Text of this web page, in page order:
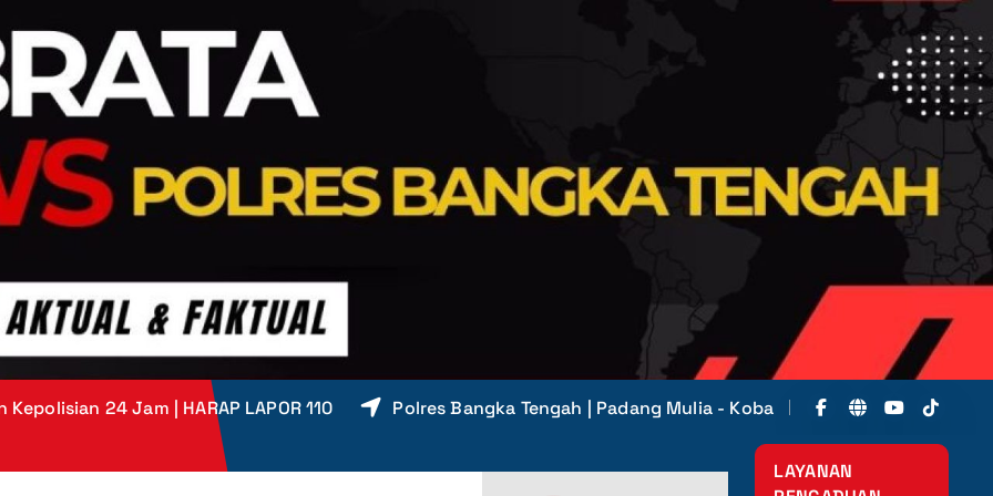
Kepolisian 24 Jam | HARAP LAPOR 110 Polres Bangka Tengah | Padang Mulia - Koba
LAYANAN